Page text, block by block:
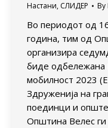
Настани, СЛИДЕР By
Во периодот од
година, тим од
организира
биде одбележана
мобилност 2023
Здруженија на
поединци и
Општина Велес ги